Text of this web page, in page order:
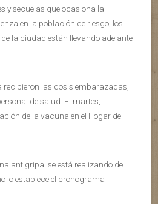
y secuelas que ocasiona la
en la población de riesgo, los
la ciudad están llevando adelante
las dosis embarazadas,
de salud. El martes,
de la vacuna en el Hogar de
antigripal se está realizando de
lo establece el cronograma